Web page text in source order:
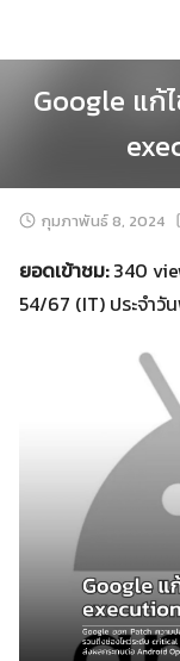
Google แก้
กุมภาพันธ์ 8, 2024
ยอดเข้าชม:340
54/67 (IT) ประจำ